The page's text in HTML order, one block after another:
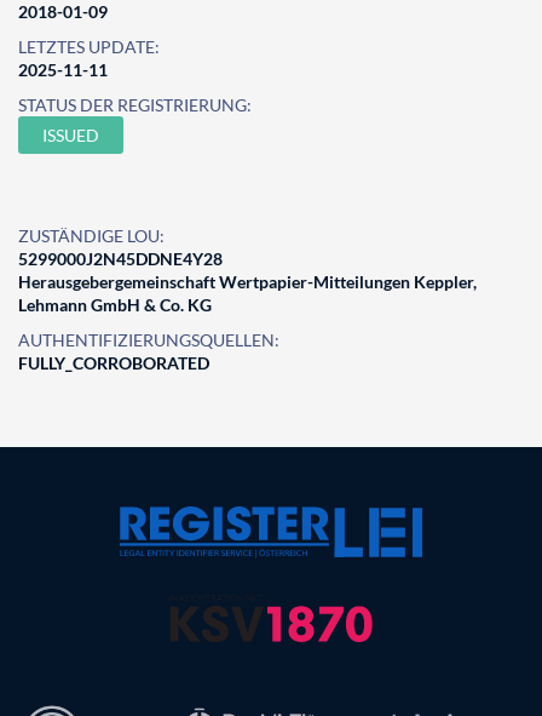
2018-01-09
LETZTES UPDATE:
2025-11-11
STATUS DER REGISTRIERUNG:
ISSUED
ZUSTÄNDIGE LOU:
5299000J2N45DDNE4Y28
Herausgebergemeinschaft Wertpapier-Mitteilungen Keppler,
Lehmann GmbH & Co. KG
AUTHENTIFIZIERUNGSQUELLEN:
FULLY_CORROBORATED